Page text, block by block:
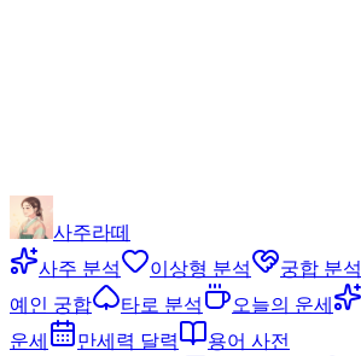
사주라떼
사주 분석
이상형 분석 궁합 분석
예인 궁합
타로 분석 오늘의 운세
운세
만세력 달력
용어 사전